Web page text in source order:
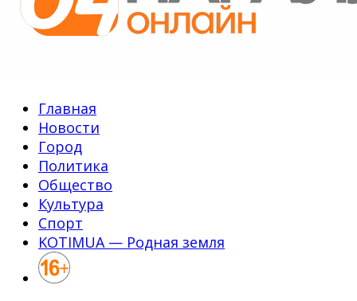
Главная
Новости
Город
Политика
Общество
Культура
Спорт
KOTIMUA — Родная земля